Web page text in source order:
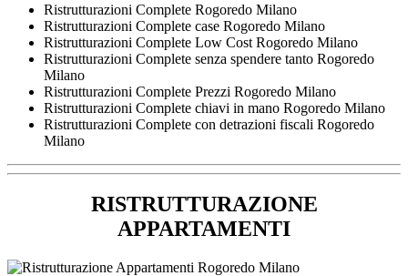
Ristrutturazioni Complete Rogoredo Milano
Ristrutturazioni Complete case Rogoredo Milano
Ristrutturazioni Complete Low Cost Rogoredo Milano
Ristrutturazioni Complete senza spendere tanto Rogoredo
Milano
Ristrutturazioni Complete Prezzi Rogoredo Milano
Ristrutturazioni Complete chiavi in mano Rogoredo Milano
Ristrutturazioni Complete con detrazioni fiscali Rogoredo
Milano
RISTRUTTURAZIONE
APPARTAMENTI